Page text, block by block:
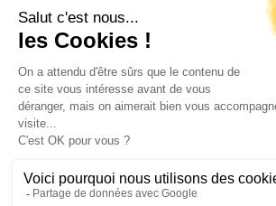
Fiches références chantier
Contactez-nous
ACCÉDEZ AU SITE AFPAC.ORG